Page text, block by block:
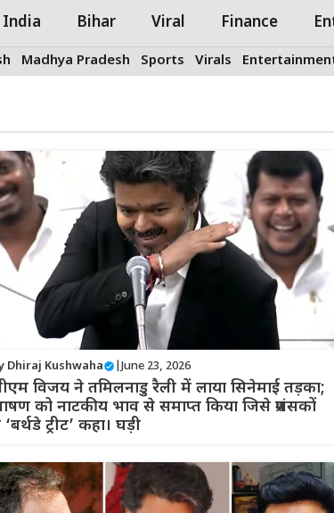
India Bihar Viral Finance
Madhya Pradesh Sports Virals
Dhiraj Kushwaha | June 23, 2026
विजय ने तमिलनाडु रैली में लाया सिनेमाई तड़का;
को नाटकीय भाव से समाप्त किया जिसे प्रशंसकों
ट्रीट’ कहा। घड़ी